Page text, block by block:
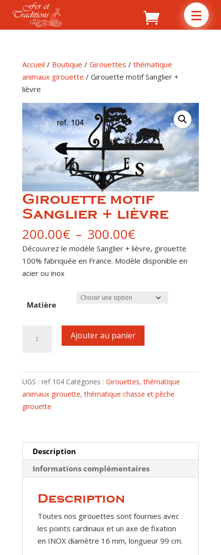
Accueil / Boutique / Girouettes / thématique
animaux girouette / Girouette motif Sanglier +
lièvre
Girouette motif
Sanglier + lièvre
200.00€ – 300.00€Plage
de
prix :
200.00€
300.00€
Découvrez le modèle Sanglier + lièvre, girouette
100% fabriquée en France. Modèle disponible en
acier ou inox
Matière
Sanglier
+
lièvre
Ajouter au panier
UGS : ref 104 Catégories : Girouettes,thématique
animaux girouette,thématique chasse et pêche
girouette
Description
Informations complémentaires
Description
Toutes nos girouettes sont fournies avec
les points cardinaux et un axe de fixation
en INOX diamètre 16 mm, longueur 99 cm.